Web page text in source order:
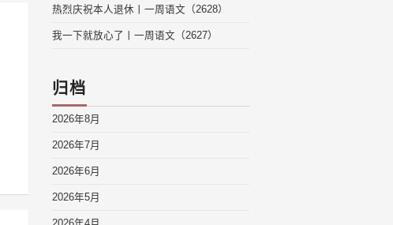
热烈庆祝本人退休丨一周语文（2628）
我一下就放心了丨一周语文（2627）
归档
2026年8月
2026年7月
2026年6月
2026年5月